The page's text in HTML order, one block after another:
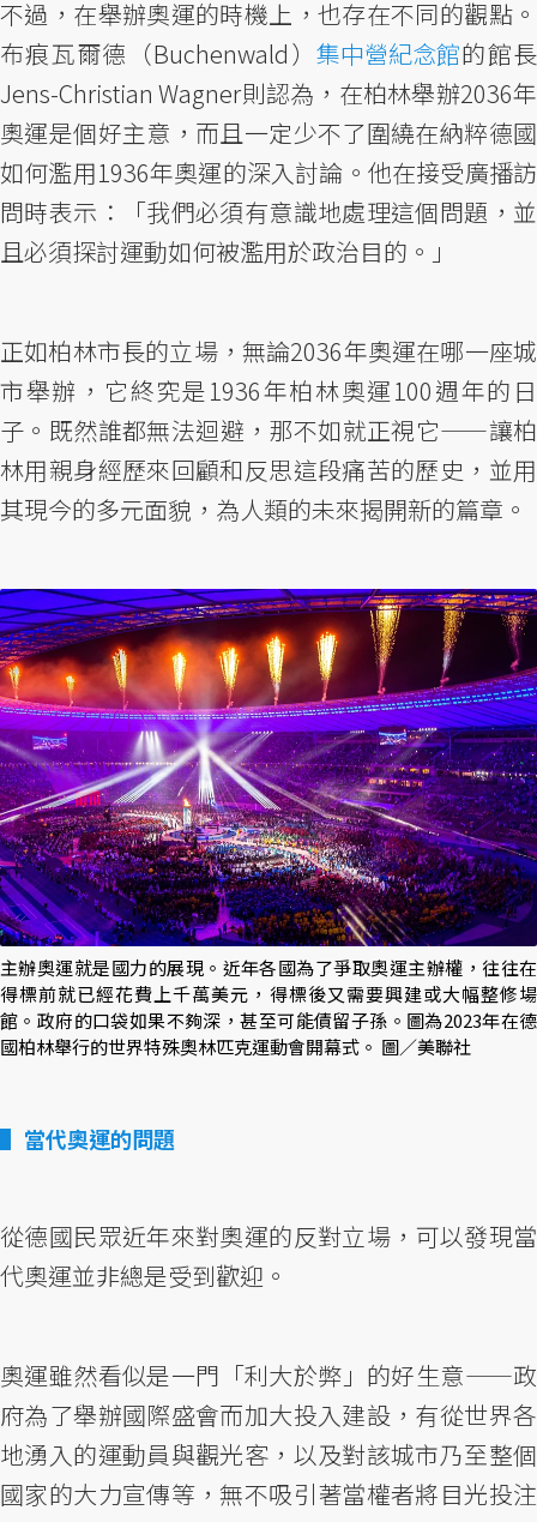
不過，在舉辦奧運的時機上，也存在不同的觀點。
布痕瓦爾德（Buchenwald） 集中營紀念館的館長
Jens-Christian Wagner則認為，在柏林舉辦2036年
奧運是個好主意，而且一定少不了圍繞在納粹德國
如何濫用1936年奧運的深入討論。他在接受廣播訪
問時表示：「我們必須有意識地處理這個問題，並
且必須探討運動如何被濫用於政治目的。」
正如柏林市長的立場，無論2036年奧運在哪一座城
市舉辦，它終究是1936年柏林奧運100週年的日
子。既然誰都無法迴避，那不如就正視它——讓柏
林用親身經歷來回顧和反思這段痛苦的歷史，並用
其現今的多元面貌，為人類的未來揭開新的篇章。
主辦奧運就是國力的展現。近年各國為了爭取奧運主辦權，往往在
得標前就已經花費上千萬美元，得標後又需要興建或大幅整修場
館。政府的口袋如果不夠深，甚至可能債留子孫。圖為2023年在德
國柏林舉行的世界特殊奧林匹克運動會開幕式。 圖／美聯社
當代奧運的問題
從德國民眾近年來對奧運的反對立場，可以發現當
代奧運並非總是受到歡迎。
奧運雖然看似是一門「利大於弊」的好生意——政
府為了舉辦國際盛會而加大投入建設，有從世界各
地湧入的運動員與觀光客，以及對該城市乃至整個
國家的大力宣傳等，無不吸引著當權者將目光投注